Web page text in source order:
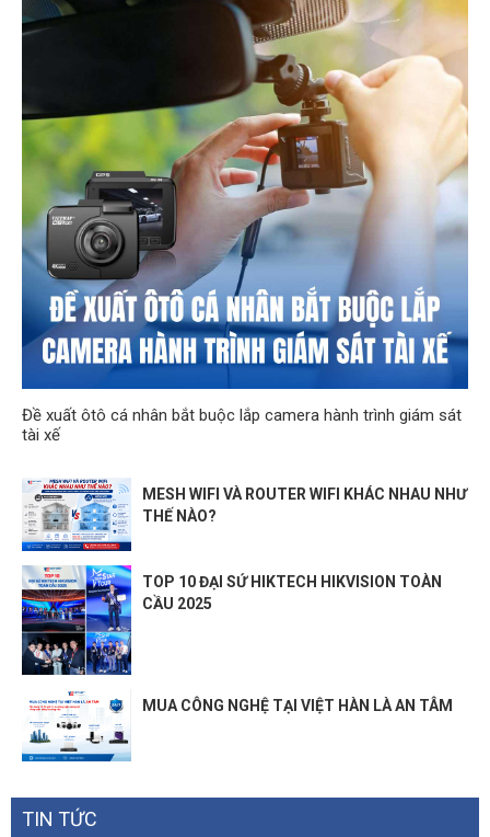
Đề xuất ôtô cá nhân bắt buộc lắp camera hành trình giám sát
tài xế
MESH WIFI VÀ ROUTER WIFI KHÁC NHAU NHƯ
THẾ NÀO?
TOP 10 ĐẠI SỨ HIKTECH HIKVISION TOÀN
CẦU 2025
MUA CÔNG NGHỆ TẠI VIỆT HÀN LÀ AN TÂM
TIN TỨC